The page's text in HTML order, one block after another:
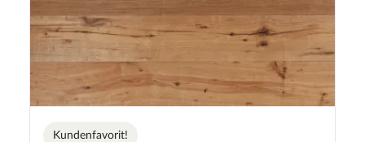
Kundenfavorit!